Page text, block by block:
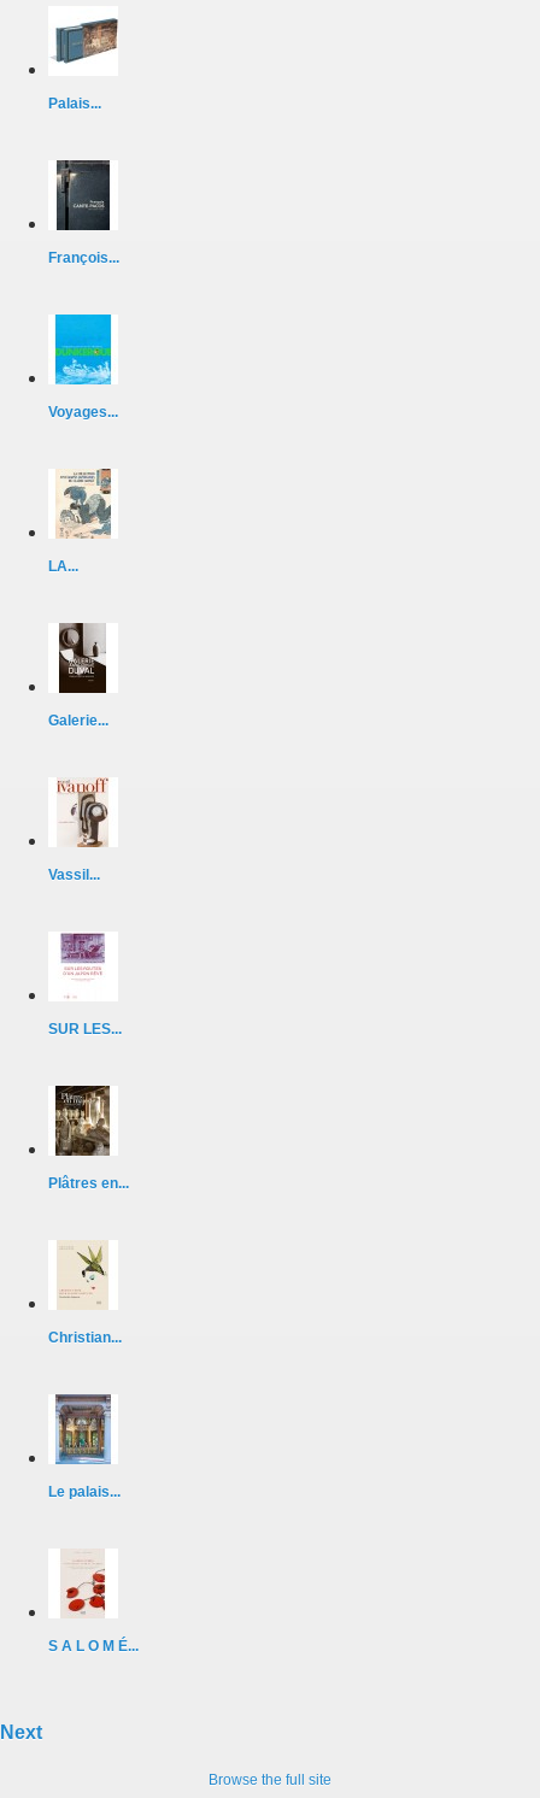
Palais...
François...
Voyages...
LA...
Galerie...
Vassil...
SUR LES...
Plâtres en...
Christian...
Le palais...
S A L O M É...
Next
Browse the full site